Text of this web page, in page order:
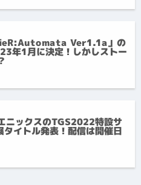
Ver1.1a」の
年1月に決定！しかしストー
ニックスのTGS2022特設サ
タイトル発表！配信は開催日